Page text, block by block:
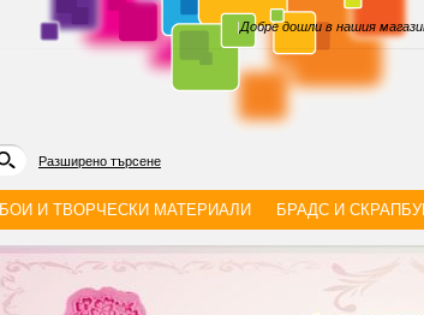
Добре дошли в нашия
|
Разширено търсене
БОИ И ТВОРЧЕСКИ МАТЕРИАЛИ БРАДС И